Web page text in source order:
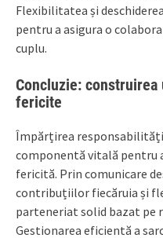
Flexibilitatea și
pentru a asigura o
cuplu.
Concluzie:
fericite
Împărțirea
componentă vitală pentru
fericită. Prin comunicare
contribuțiilor fiecăruia și
parteneriat solid bazat pe
Gestionarea eficientă a